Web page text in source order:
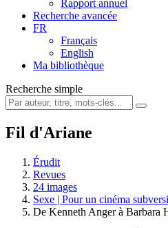
Rapport annuel
Recherche avancée
FR
Français
English
Ma bibliothèque
Recherche simple
Fil d'Ariane
Érudit
Revues
24 images
Sexe | Pour un cinéma
De Kenneth Anger à Barbara